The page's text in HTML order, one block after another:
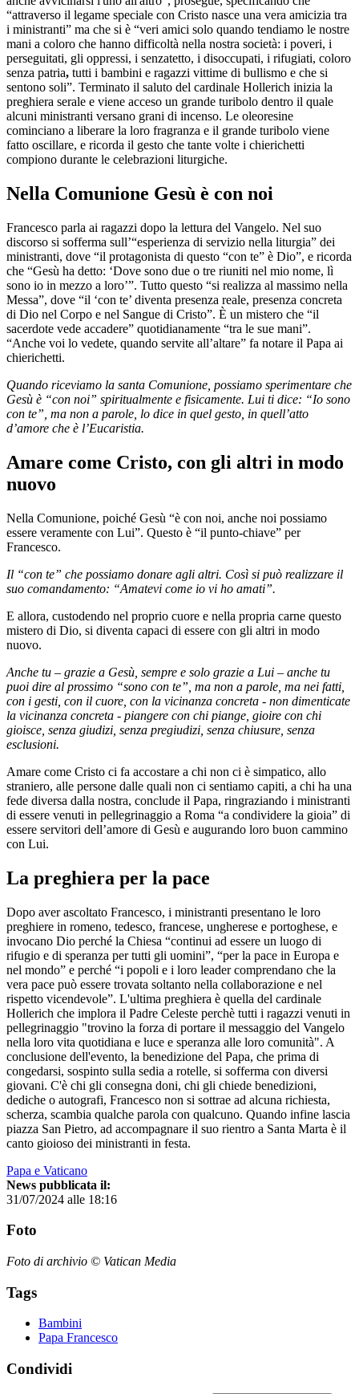
“attraverso il legame speciale con Cristo nasce una vera amicizia tra
i ministranti” ma che si è “veri amici solo quando tendiamo le nostre
mani a coloro che hanno difficoltà nella nostra società: i poveri, i
perseguitati, gli oppressi, i senzatetto, i disoccupati, i rifugiati, coloro
senza patria, tutti i bambini e ragazzi vittime di bullismo e che si
sentono soli”. Terminato il saluto del cardinale Hollerich inizia la
preghiera serale e viene acceso un grande turibolo dentro il quale
alcuni ministranti versano grani di incenso. Le oleoresine
cominciano a liberare la loro fragranza e il grande turibolo viene
fatto oscillare, e ricorda il gesto che tante volte i chierichetti
compiono durante le celebrazioni liturgiche.
Nella Comunione Gesù è con noi
Francesco parla ai ragazzi dopo la lettura del Vangelo. Nel suo
discorso si sofferma sull’“esperienza di servizio nella liturgia” dei
ministranti, dove “il protagonista di questo “con te” è Dio”, e ricorda
che “Gesù ha detto: ‘Dove sono due o tre riuniti nel mio nome, lì
sono io in mezzo a loro’”. Tutto questo “si realizza al massimo nella
Messa”, dove “il ‘con te’ diventa presenza reale, presenza concreta
di Dio nel Corpo e nel Sangue di Cristo”. È un mistero che “il
sacerdote vede accadere” quotidianamente “tra le sue mani”.
“Anche voi lo vedete, quando servite all’altare” fa notare il Papa ai
chierichetti.
Quando riceviamo la santa Comunione, possiamo sperimentare che
Gesù è “con noi” spiritualmente e fisicamente. Lui ti dice: “Io sono
con te”, ma non a parole, lo dice in quel gesto, in quell’atto
d’amore che è l’Eucaristia.
Amare come Cristo, con gli altri in modo
nuovo
Nella Comunione, poiché Gesù “è con noi, anche noi possiamo
essere veramente con Lui”. Questo è “il punto-chiave” per
Francesco.
Il “con te” che possiamo donare agli altri. Così si può realizzare il
suo comandamento: “Amatevi come io vi ho amati”.
E allora, custodendo nel proprio cuore e nella propria carne questo
mistero di Dio, si diventa capaci di essere con gli altri in modo
nuovo.
Anche tu – grazie a Gesù, sempre e solo grazie a Lui – anche tu
puoi dire al prossimo “sono con te”, ma non a parole, ma nei fatti,
con i gesti, con il cuore, con la vicinanza concreta - non dimenticate
la vicinanza concreta - piangere con chi piange, gioire con chi
gioisce, senza giudizi, senza pregiudizi, senza chiusure, senza
esclusioni.
Amare come Cristo ci fa accostare a chi non ci è simpatico, allo
straniero, alle persone dalle quali non ci sentiamo capiti, a chi ha una
fede diversa dalla nostra, conclude il Papa, ringraziando i ministranti
di essere venuti in pellegrinaggio a Roma “a condividere la gioia” di
essere servitori dell’amore di Gesù e augurando loro buon cammino
con Lui.
La preghiera per la pace
Dopo aver ascoltato Francesco, i ministranti presentano le loro
preghiere in romeno, tedesco, francese, ungherese e portoghese, e
invocano Dio perché la Chiesa “continui ad essere un luogo di
rifugio e di speranza per tutti gli uomini”, “per la pace in Europa e
nel mondo” e perché “i popoli e i loro leader comprendano che la
vera pace può essere trovata soltanto nella collaborazione e nel
rispetto vicendevole”. L'ultima preghiera è quella del cardinale
Hollerich che implora il Padre Celeste perchè tutti i ragazzi venuti in
pellegrinaggio "trovino la forza di portare il messaggio del Vangelo
nella loro vita quotidiana e luce e speranza alle loro comunità". A
conclusione dell'evento, la benedizione del Papa, che prima di
congedarsi, sospinto sulla sedia a rotelle, si sofferma con diversi
giovani. C'è chi gli consegna doni, chi gli chiede benedizioni,
dediche o autografi, Francesco non si sottrae ad alcuna richiesta,
scherza, scambia qualche parola con qualcuno. Quando infine lascia
piazza San Pietro, ad accompagnare il suo rientro a Santa Marta è il
canto gioioso dei ministranti in festa.
Papa e Vaticano
News pubblicata il:
31/07/2024 alle 18:16
Foto
Foto di archivio © Vatican Media
Tags
Bambini
Papa Francesco
Condividi